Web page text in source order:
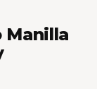
Manilla